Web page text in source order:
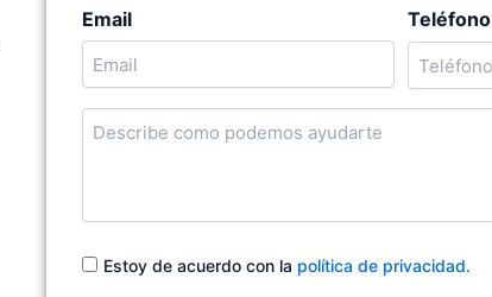
Email Teléfono
Cuentanos
en
ayudarte
Consentimiento
Estoy de acuerdo con la política de privacidad.